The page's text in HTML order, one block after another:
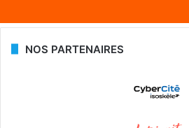
NOS PARTENAIRES